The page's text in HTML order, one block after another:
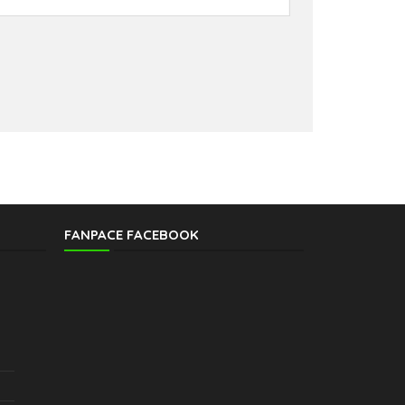
FANPACE FACEBOOK